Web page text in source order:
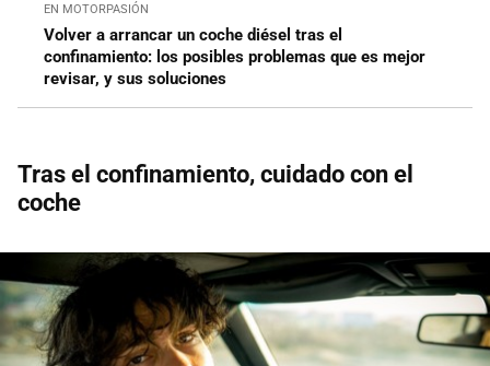
EN MOTORPASIÓN
Volver a arrancar un coche diésel tras el
confinamiento: los posibles problemas que es mejor
revisar, y sus soluciones
Tras el confinamiento, cuidado con el
coche